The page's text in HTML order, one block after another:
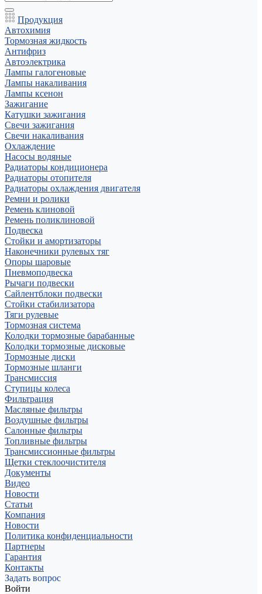
Продукция
Автохимия
Тормозная жидкость
Антифриз
Автоэлектрика
Лампы галогеновые
Лампы накаливания
Лампы ксенон
Зажигание
Катушки зажигания
Свечи зажигания
Свечи накаливания
Охлаждение
Насосы водяные
Радиаторы кондиционера
Радиаторы отопителя
Радиаторы охлаждения двигателя
Ремни и ролики
Ремень клиновой
Ремень поликлиновой
Подвеска
Стойки и амортизаторы
Наконечники рулевых тяг
Опоры шаровые
Пневмоподвеска
Рычаги подвески
Сайлентблоки подвески
Стойки стабилизатора
Тяги рулевые
Тормозная система
Колодки тормозные барабанные
Колодки тормозные дисковые
Тормозные диски
Тормозные шланги
Трансмиссия
Ступицы колеса
Фильтрация
Масляные фильтры
Воздушные фильтры
Салонные фильтры
Топливные фильтры
Трансмиссионные фильтры
Щетки стеклоочистителя
Документы
Видео
Новости
Статьи
Компания
Новости
Политика конфиденциальности
Партнеры
Гарантия
Контакты
Задать вопрос
Войти